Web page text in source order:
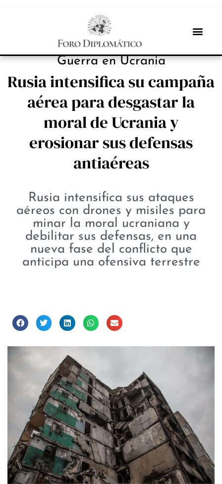
NOTICIAS
Guerra en Ucrania
Rusia intensifica su campaña
aérea para desgastar la
moral de Ucrania y
erosionar sus defensas
antiaéreas
Rusia intensifica sus ataques
aéreos con drones y misiles para
minar la moral ucraniana y
debilitar sus defensas, en una
nueva fase del conflicto que
anticipa una ofensiva terrestre